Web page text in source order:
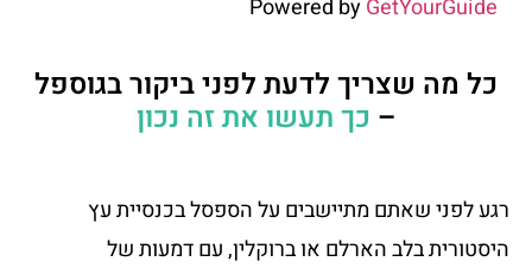
Powered byGetYourGuide
כל מה שצריך לדעת לפני ביקור בגוספל
– כך תעשו את זה נכון
רגע לפני שאתם מתיישבים על הספסל בכנסיית עץ
היסטורית בלב הארלם או ברוקלין, עם דמעות של